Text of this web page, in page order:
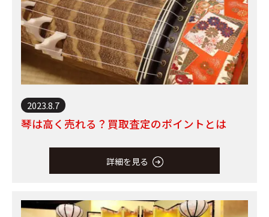
2023.8.7
琴は高く売れる？買取査定のポイントとは
詳細を見る